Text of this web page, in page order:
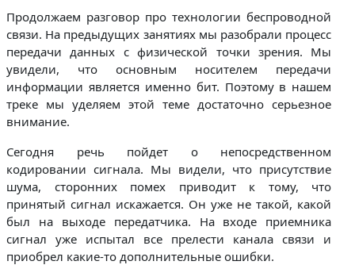
Продолжаем разговор про технологии беспроводной
связи. На предыдущих занятиях мы разобрали процесс
передачи данных с физической точки зрения. Мы
увидели, что основным носителем передачи
информации является именно бит. Поэтому в нашем
треке мы уделяем этой теме достаточно серьезное
внимание.
Сегодня речь пойдет о непосредственном
кодировании сигнала. Мы видели, что присутствие
шума, сторонних помех приводит к тому, что
принятый сигнал искажается. Он уже не такой, какой
был на выходе передатчика. На входе приемника
сигнал уже испытал все прелести канала связи и
приобрел какие-то дополнительные ошибки.